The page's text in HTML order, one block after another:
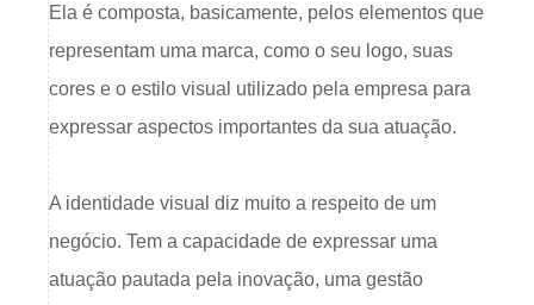
Ela é composta, basicamente, pelos elementos que
representam uma marca, como o seu logo, suas
cores e o estilo visual utilizado pela empresa para
expressar aspectos importantes da sua atuação.
A identidade visual diz muito a respeito de um
negócio. Tem a capacidade de expressar uma
atuação pautada pela inovação, uma gestão